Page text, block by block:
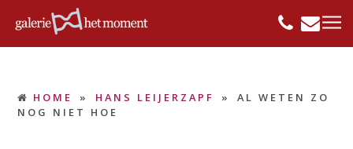
HOME » HANS LEIJERZAPF »
AL WETEN ZO
NOG NIET HOE